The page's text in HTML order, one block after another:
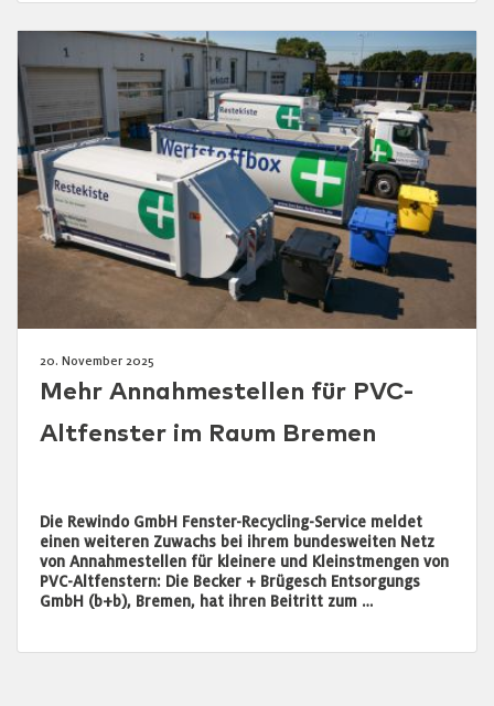
20. November 2025
Mehr Annahmestellen für PVC-
Altfenster im Raum Bremen
Die Rewindo GmbH Fenster-Recycling-Service meldet
einen weiteren Zuwachs bei ihrem bundesweiten Netz
von Annahmestellen für kleinere und Kleinstmengen von
PVC-Altfenstern: Die Becker + Brügesch Entsorgungs
GmbH (b+b), Bremen, hat ihren Beitritt zum …